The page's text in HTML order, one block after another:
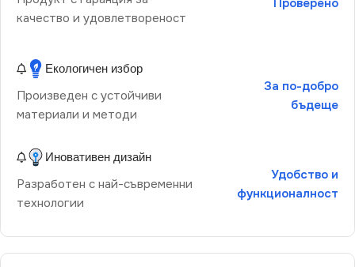
качество и удовлетвореност
Проверено
Екологичен избор
Произведен с устойчиви
материали и методи
За по-добро
бъдеще
Иновативен дизайн
Разработен с най-съвременни
технологии
Удобство и
функционалност